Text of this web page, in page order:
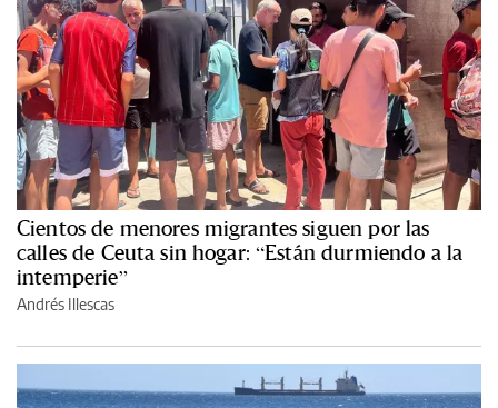
Cientos de menores migrantes siguen por las
calles de Ceuta sin hogar: “Están durmiendo a la
intemperie”
Andrés Illescas